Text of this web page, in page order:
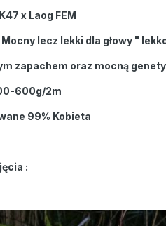
x Laog FEM
lecz lekki dla głowy "
zapachem oraz mocną
600g/2m
99% Kobieta
: